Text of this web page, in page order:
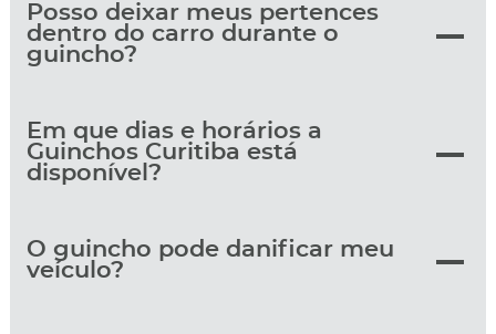
Posso deixar meus pertences
dentro do carro durante o
guincho?
Em que dias e horários a
Guinchos Curitiba está
disponível?
O guincho pode danificar meu
veículo?